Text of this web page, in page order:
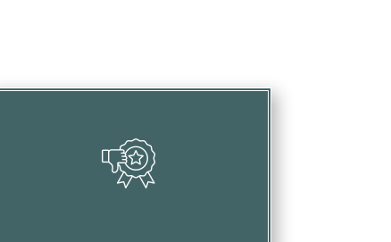
Porter atteinte à votre image et votre
réputation